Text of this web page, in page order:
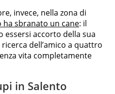
invece, nella zona di
ha sbranato un cane: il
essersi accorto della sua
dell’amico a quattro
vita completamente
in Salento